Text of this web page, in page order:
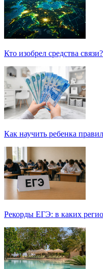
Кто изобрел средства связи?
Как научить ребенка
Рекорды ЕГЭ: в каких